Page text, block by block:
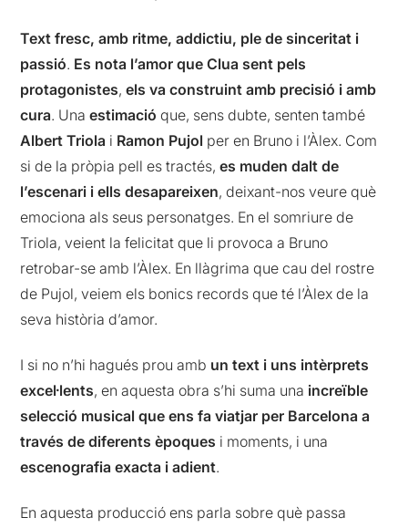
Text fresc, amb ritme, addictiu, ple de sinceritat i
passió. Es nota l’amor que Clua sent pels
protagonistes,els va construint amb precisió i amb
cura. Unaestimació que, sens dubte, senten també
Albert Triola i Ramon Pujol per en Bruno i l’Àlex. Com
si de la pròpia pell es tractés,es muden dalt de
l’escenari i ells desapareixen, deixant-nos veure què
emociona als seus personatges. En el somriure de
Triola, veient la felicitat que li provoca a Bruno
retrobar-se amb l’Àlex. En llàgrima que cau del rostre
de Pujol, veiem els bonics records que té l’Àlex de la
seva història d’amor.
I si no n’hi hagués prou amb un text i uns intèrprets
excel·lents, en aquesta obra s’hi suma una increïble
selecció musical que ens fa viatjar per Barcelona a
través de diferents èpoques i moments, i una
escenografia exacta i adient.
En aquesta producció ens parla sobre què passa